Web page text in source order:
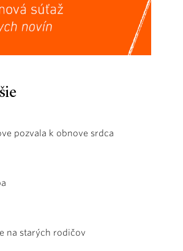
pozvala k obnove srdca
na starých rodičov